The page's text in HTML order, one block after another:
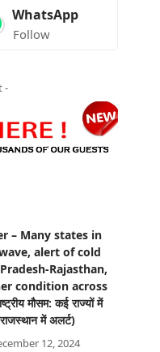
WhatsApp
Follow
-
– Many states in
alert of cold
Rajasthan,
condition across
मौसम: कई राज्यों में
में अलर्ट)
12, 2024